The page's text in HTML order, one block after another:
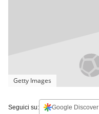
Getty Images
Seguici su: Google Discover